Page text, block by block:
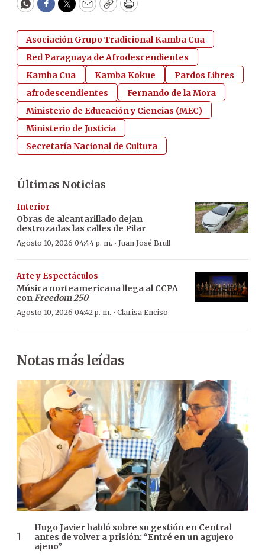
WhatsApp
Facebook
Twitter
EmailCopyPrint
Asociación Grupo Tradicional Kamba Cua
Red Paraguaya de Afrodescendientes
Kamba Cua
Kamba Kokue
Pardos Libres
afrodescendientes
Fernando de la Mora
Ministerio de Educación y Ciencias (MEC)
Ministerio de Justicia
Secretaría Nacional de Cultura
Últimas Noticias
Interior
Obras de alcantarillado dejan
destrozadas las calles de Pilar
Agosto 10, 2026 04:44 p. m. · Juan José Brull
Arte y Espectáculos
Música norteamericana llega al CCPA
conFreedom 250
Agosto 10, 2026 04:42 p. m. · Clarisa Enciso
Notas más leídas
Hugo Javier habló sobre su gestión en Central
antes de volver a prisión: “Entré en un agujero
ajeno”